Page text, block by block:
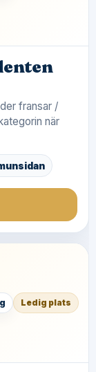
fransar /
när
Ledig plats